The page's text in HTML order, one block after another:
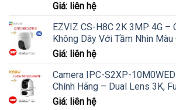
Giá: liên hệ
EZVIZ CS-H8C 2K 3MP 4G –
Không Dây Với Tầm Nhìn
Giá: liên hệ
Camera IPC-S2XP-
Chính Hãng – Dual Lens 3K,
Giá: liên hệ